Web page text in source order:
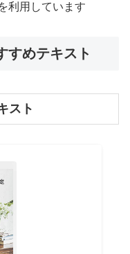
利用しています
すめテキスト
スト